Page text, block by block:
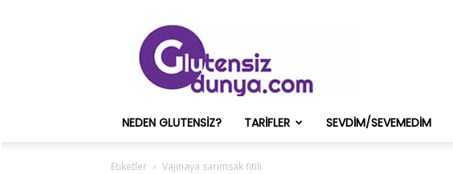
ve
Onun
Sağlık
Deneyimleri
NEDEN GLUTENSIZ? TARIFLER SEVDIM/SEVEMEDIM
Etiketler Vajinaya sarımsak fitili